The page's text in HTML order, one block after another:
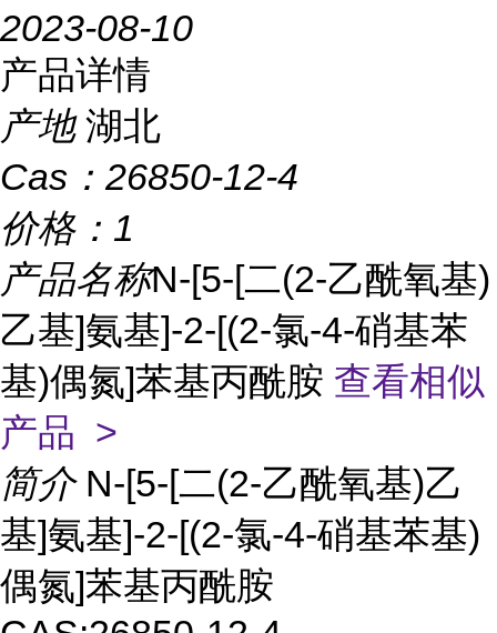
2023-08-10
产品详情
产地 湖北
Cas： 26850-12-4
价格： 1
产品名称N-[5-[二(2-乙酰氧基)
乙基]氨基]-2-[(2-氯-4-硝基苯
基)偶氮]苯基丙酰胺 查看相似
产品 >
简介 N-[5-[二(2-乙酰氧基)乙
基]氨基]-2-[(2-氯-4-硝基苯基)
偶氮]苯基丙酰胺